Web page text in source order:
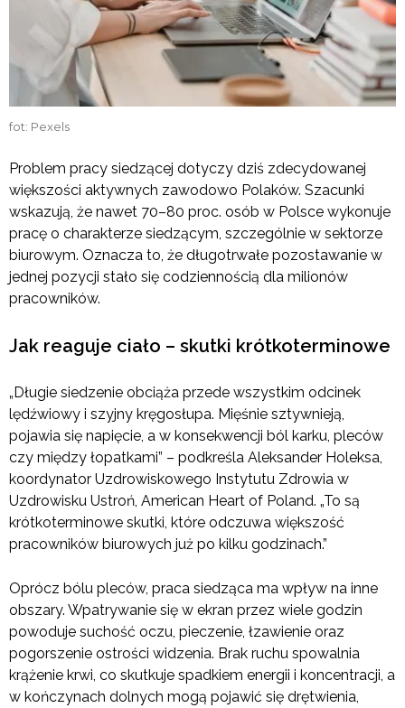
fot: Pexels
Problem pracy siedzącej dotyczy dziś zdecydowanej
większości aktywnych zawodowo Polaków. Szacunki
wskazują, że nawet 70–80 proc. osób w Polsce wykonuje
pracę o charakterze siedzącym, szczególnie w sektorze
biurowym. Oznacza to, że długotrwałe pozostawanie w
jednej pozycji stało się codziennością dla milionów
pracowników.
Jak reaguje ciało – skutki krótkoterminowe
„Długie siedzenie obciąża przede wszystkim odcinek
lędźwiowy i szyjny kręgosłupa. Mięśnie sztywnieją,
pojawia się napięcie, a w konsekwencji ból karku, pleców
czy między łopatkami” – podkreśla Aleksander Holeksa,
koordynator Uzdrowiskowego Instytutu Zdrowia w
Uzdrowisku Ustroń, American Heart of Poland. „To są
krótkoterminowe skutki, które odczuwa większość
pracowników biurowych już po kilku godzinach.”
Oprócz bólu pleców, praca siedząca ma wpływ na inne
obszary. Wpatrywanie się w ekran przez wiele godzin
powoduje suchość oczu, pieczenie, łzawienie oraz
pogorszenie ostrości widzenia. Brak ruchu spowalnia
krążenie krwi, co skutkuje spadkiem energii i koncentracji, a
w kończynach dolnych mogą pojawić się drętwienia,